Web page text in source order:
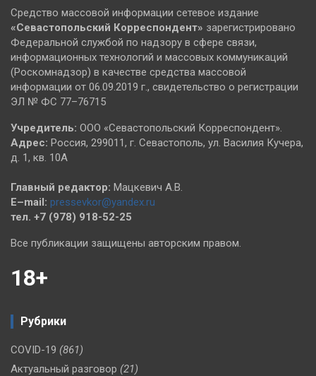
Средство массовой информации сетевое издание
«Севастопольский Корреспондент» зарегистрировано
Федеральной службой по надзору в сфере связи,
информационных технологий и массовых коммуникаций
(Роскомнадзор) в качестве средства массовой
информации от 06.09.2019 г., свидетельство о регистрации
ЭЛ № ФС 77–76715
Учредитель: ООО «Севастопольский Корреспондент».
Адрес: Россия, 299011, г. Севастополь, ул. Василия Кучера,
д. 1, кв. 10А
Главный редактор: Мацкевич А.В.
E–mail: pressevkor@yandex.ru
тел. +7 (978) 918-52-25
Все публикации защищены авторским правом.
18+
Рубрики
COVID-19 (861)
Актуальный разговор (21)